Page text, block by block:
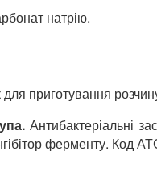
натрію.
приготування
Антибактеріальні
ферменту. Код